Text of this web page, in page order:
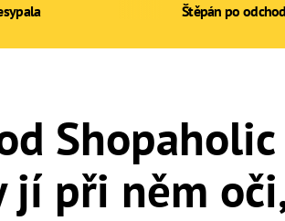
jí při něm
Štěpán po